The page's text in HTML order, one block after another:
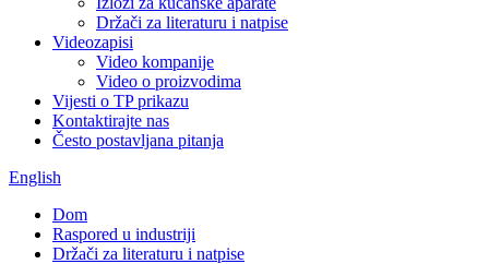
Držači za literaturu i natpise
Videozapisi
Video kompanije
Video o proizvodima
Vijesti o TP prikazu
Kontaktirajte nas
Često postavljana pitanja
English
Dom
Raspored u industriji
Držači za literaturu i natpise